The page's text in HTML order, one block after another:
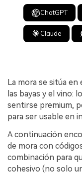
ChatGPT
Claude
La mora se sitúa
las bayas y el vino:
sentirse premium,
para ser usable en
A continuación
de mora con
combinación para
cohesivo (no solo